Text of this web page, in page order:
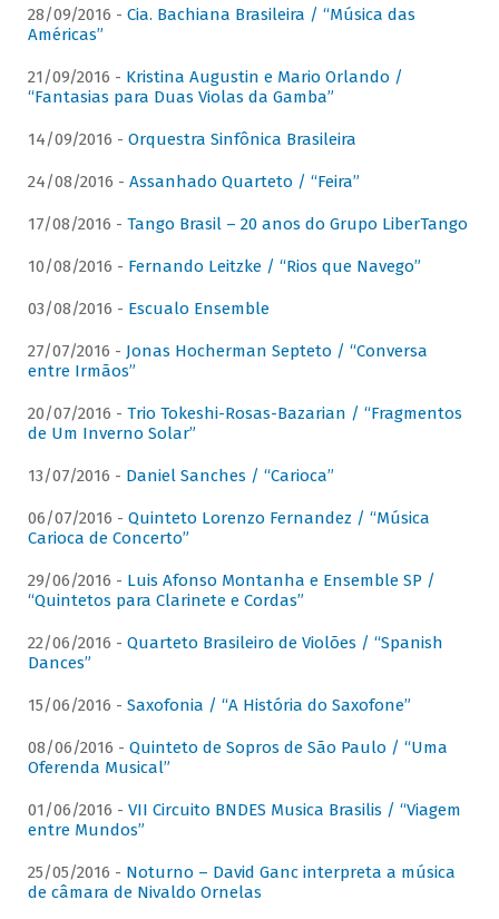
28/09/2016 - Cia. Bachiana Brasileira / “Música das
Américas”
21/09/2016 - Kristina Augustin e Mario Orlando /
“Fantasias para Duas Violas da Gamba”
14/09/2016 - Orquestra Sinfônica Brasileira
24/08/2016 - Assanhado Quarteto / “Feira”
17/08/2016 - Tango Brasil – 20 anos do Grupo LiberTango
10/08/2016 - Fernando Leitzke / “Rios que Navego”
03/08/2016 - Escualo Ensemble
27/07/2016 - Jonas Hocherman Septeto / “Conversa
entre Irmãos”
20/07/2016 - Trio Tokeshi-Rosas-Bazarian / “Fragmentos
de Um Inverno Solar”
13/07/2016 - Daniel Sanches / “Carioca”
06/07/2016 - Quinteto Lorenzo Fernandez / “Música
Carioca de Concerto”
29/06/2016 - Luis Afonso Montanha e Ensemble SP /
“Quintetos para Clarinete e Cordas”
22/06/2016 - Quarteto Brasileiro de Violões / “Spanish
Dances”
15/06/2016 - Saxofonia / “A História do Saxofone”
08/06/2016 - Quinteto de Sopros de São Paulo / “Uma
Oferenda Musical”
01/06/2016 - VII Circuito BNDES Musica Brasilis / “Viagem
entre Mundos”
25/05/2016 - Noturno – David Ganc interpreta a música
de câmara de Nivaldo Ornelas